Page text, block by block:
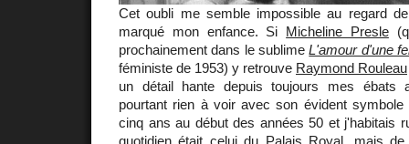
Cet oubli me semble impossible au regard
marqué mon enfance. Si Micheline Presle
prochainement dans le sublimeL'amour d'une
féministe de 1953) y retrouve Raymond Rouleau
un détail hante depuis toujours mes ébats
pourtant rien à voir avec son évident
cinq ans au début des années 50 et j'habitais
quotidien était celui du Palais Royal, mais